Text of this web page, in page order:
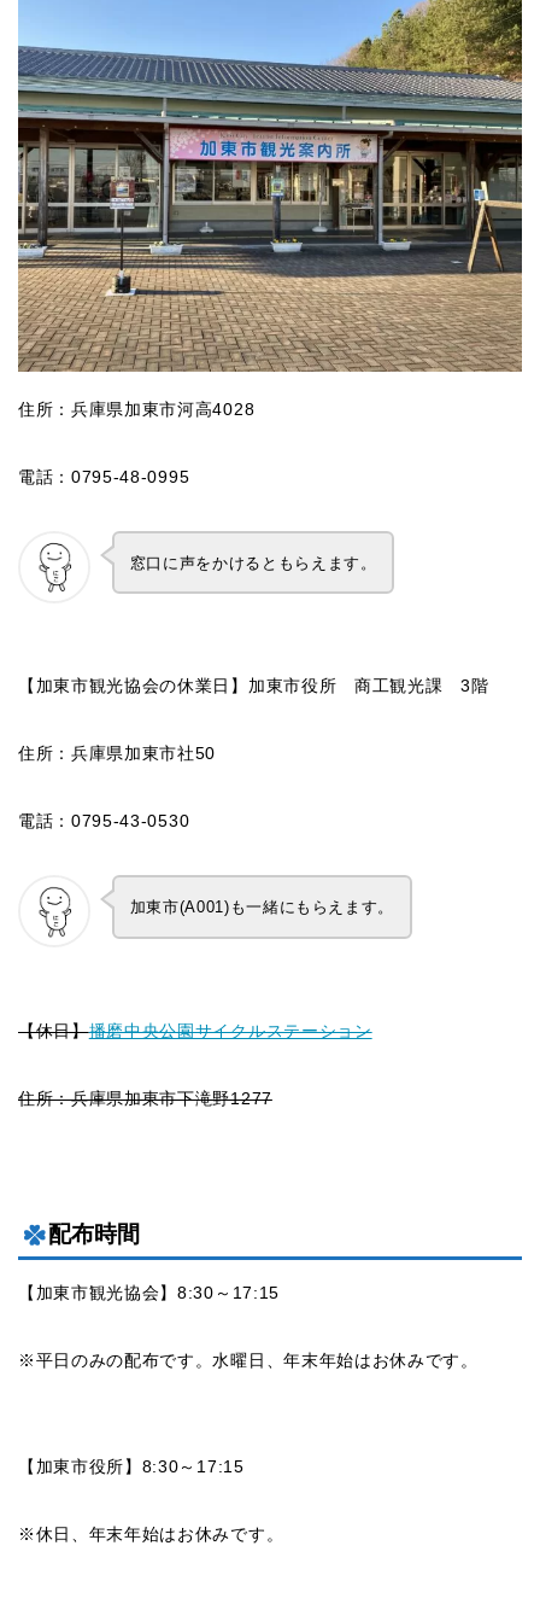
住所：兵庫県加東市河高4028
電話：0795-48-0995
窓口に声をかけるともらえます。
【加東市観光協会の休業日】加東市役所 商工観光課 3階
住所：兵庫県加東市社50
電話：0795-43-0530
加東市(A001)も一緒にもらえます。
【休日】播磨中央公園サイクルステーション
住所：兵庫県加東市下滝野1277
配布時間
【加東市観光協会】8:30～17:15
※平日のみの配布です。水曜日、年末年始はお休みです。
【加東市役所】8:30～17:15
※休日、年末年始はお休みです。